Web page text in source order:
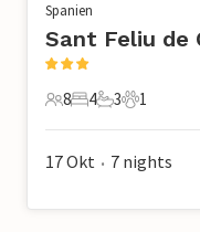
Spanien
Sant Feliu de
8 Gäste
8
4 Schlafzimmer
4
3 Badezimmer
3
1 Haustier
1
17 Okt • 7 nights